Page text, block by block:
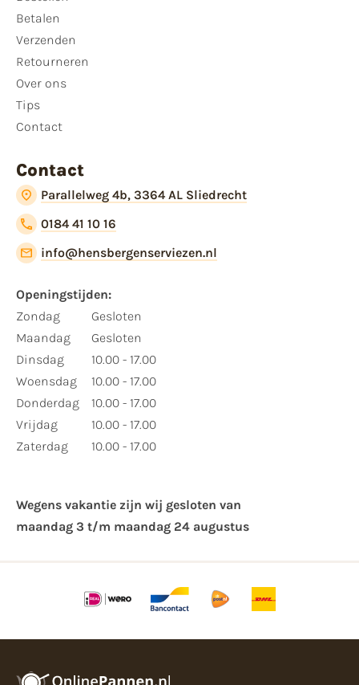
Betalen
Verzenden
Retourneren
Over ons
Tips
Contact
Contact
Parallelweg 4b, 3364 AL Sliedrecht
0184 41 10 16
info@hensbergenserviezen.nl
Openingstijden:
Zondag
Maandag
Dinsdag
Woensdag
Donderdag
Vrijdag
Zaterdag
Gesloten
Gesloten
10.00 - 17.00
10.00 - 17.00
10.00 - 17.00
10.00 - 17.00
10.00 - 17.00
Wegens vakantie zijn wij gesloten van ​
maandag 3 t/m maandag 24 augustus